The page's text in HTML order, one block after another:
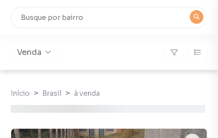
Venda
Início Brasil à venda